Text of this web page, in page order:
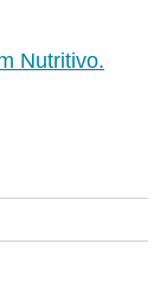
Nutritivo.